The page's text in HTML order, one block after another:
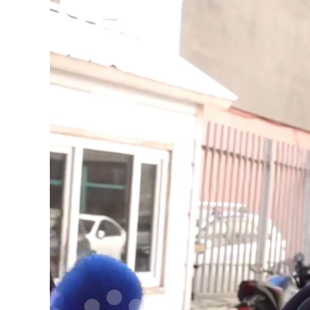
Ертөнц
Нийгэм
Техник технологи
Шинжлэх ухаан
Сонин хачин
Дэлхийн монгол
Спорт
Бөх
Сагсан бөмбөг
Хөлбөмбөг
Олимпын төрөл
Тулааны спорт
Олимпын бус